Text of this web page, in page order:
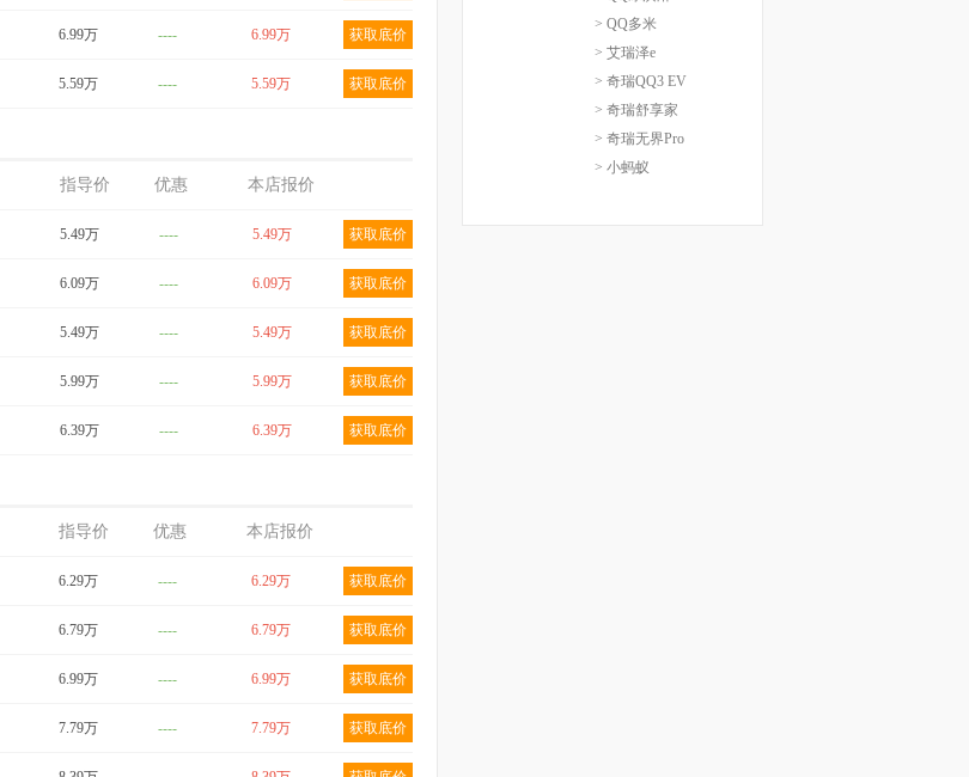
6.99万 ---- 6.99万 获取底价
5.59万 ---- 5.59万 获取底价
指导价 优惠 本店报价
5.49万 ---- 5.49万 获取底价
6.09万 ---- 6.09万 获取底价
5.49万 ---- 5.49万 获取底价
5.99万 ---- 5.99万 获取底价
6.39万 ---- 6.39万 获取底价
指导价 优惠 本店报价
6.29万 ---- 6.29万 获取底价
6.79万 ---- 6.79万 获取底价
6.99万 ---- 6.99万 获取底价
7.79万 ---- 7.79万 获取底价
> QQ多米
> 艾瑞泽e
> 奇瑞QQ3 EV
> 奇瑞舒享家
> 奇瑞无界Pro
> 小蚂蚁